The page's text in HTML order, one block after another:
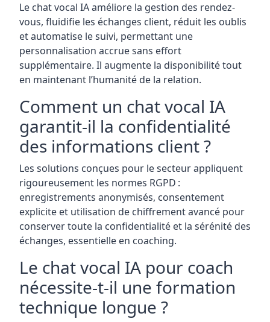
Le chat vocal IA améliore la gestion des rendez-
vous, fluidifie les échanges client, réduit les oublis
et automatise le suivi, permettant une
personnalisation accrue sans effort
supplémentaire. Il augmente la disponibilité tout
en maintenant l’humanité de la relation.
Comment un chat vocal IA
garantit-il la confidentialité
des informations client ?
Les solutions conçues pour le secteur appliquent
rigoureusement les normes RGPD :
enregistrements anonymisés, consentement
explicite et utilisation de chiffrement avancé pour
conserver toute la confidentialité et la sérénité des
échanges, essentielle en coaching.
Le chat vocal IA pour coach
nécessite-t-il une formation
technique longue ?